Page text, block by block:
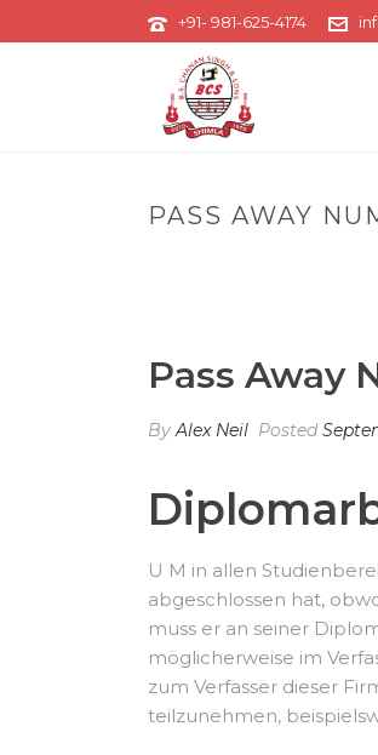
+91- 981-625-4174
PASS AWAY
Pass Away
ByAlex Neil Posted
U M in allen
abgeschlossen hat,
muss er an seiner
möglicherweise im
zum Verfasser dieser
teilzunehmen,